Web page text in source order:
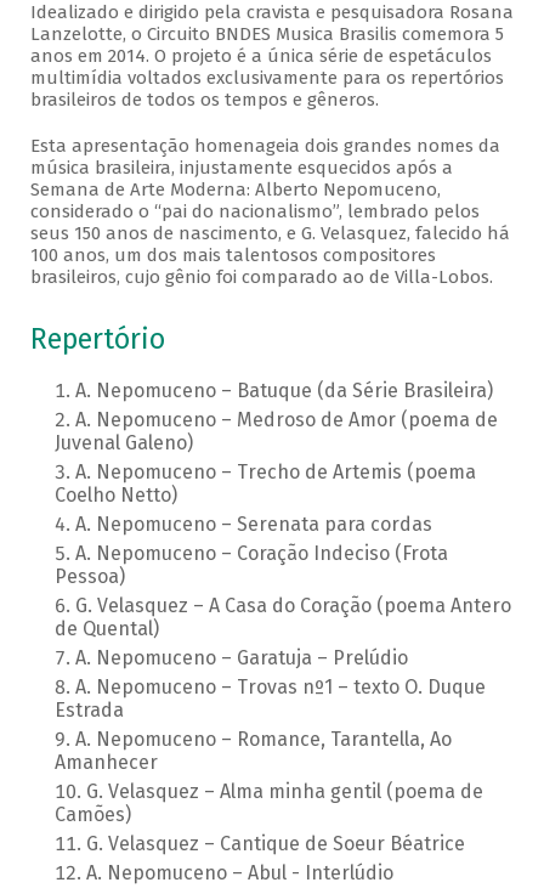
Idealizado e dirigido pela cravista e pesquisadora Rosana
Lanzelotte, o Circuito BNDES Musica Brasilis comemora 5
anos em 2014. O projeto é a única série de espetáculos
multimídia voltados exclusivamente para os repertórios
brasileiros de todos os tempos e gêneros.
Esta apresentação homenageia dois grandes nomes da
música brasileira, injustamente esquecidos após a
Semana de Arte Moderna: Alberto Nepomuceno,
considerado o “pai do nacionalismo”, lembrado pelos
seus 150 anos de nascimento, e G. Velasquez, falecido há
100 anos, um dos mais talentosos compositores
brasileiros, cujo gênio foi comparado ao de Villa-Lobos.
Repertório
A. Nepomuceno – Batuque (da Série Brasileira)
A. Nepomuceno – Medroso de Amor (poema de
Juvenal Galeno)
A. Nepomuceno – Trecho de Artemis (poema
Coelho Netto)
A. Nepomuceno – Serenata para cordas
A. Nepomuceno – Coração Indeciso (Frota
Pessoa)
G. Velasquez – A Casa do Coração (poema Antero
de Quental)
A. Nepomuceno – Garatuja – Prelúdio
A. Nepomuceno – Trovas nº1 – texto O. Duque
Estrada
A. Nepomuceno – Romance, Tarantella, Ao
Amanhecer
G. Velasquez – Alma minha gentil (poema de
Camões)
G. Velasquez – Cantique de Soeur Béatrice
A. Nepomuceno – Abul - Interlúdio